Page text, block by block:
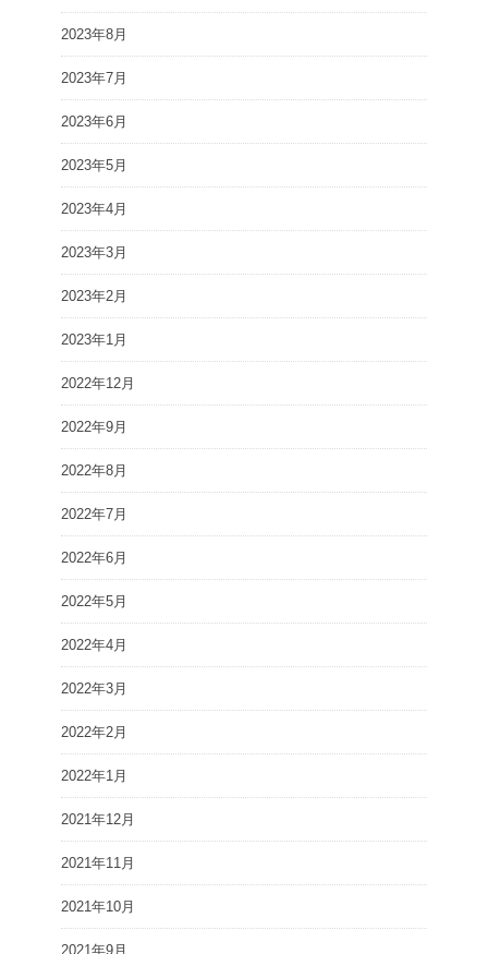
2023年8月
2023年7月
2023年6月
2023年5月
2023年4月
2023年3月
2023年2月
2023年1月
2022年12月
2022年9月
2022年8月
2022年7月
2022年6月
2022年5月
2022年4月
2022年3月
2022年2月
2022年1月
2021年12月
2021年11月
2021年10月
2021年9月